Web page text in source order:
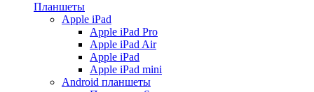
Планшеты
Apple iPad
Apple iPad Pro
Apple iPad Air
Apple iPad
Apple iPad mini
Android планшеты